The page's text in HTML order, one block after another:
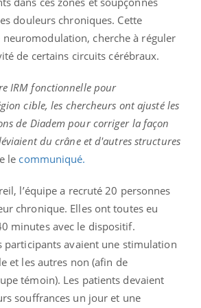
douleurs chroniques. Cette
neuromodulation, cherche à réguler
de certains circuits cérébraux.
IRM fonctionnelle pour
cible, les chercheurs ont ajusté les
de Diadem pour corriger la façon
du crâne et d'autres structures
le communiqué.
l’équipe a recruté 20 personnes
chronique. Elles ont toutes eu
minutes avec le dispositif.
participants avaient une stimulation
et les autres non (afin de
témoin). Les patients devaient
souffrances un jour et une